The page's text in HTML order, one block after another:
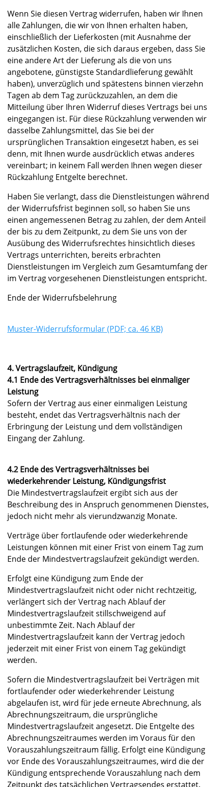
Wenn Sie diesen Vertrag widerrufen, haben wir Ihnen
alle Zahlungen, die wir von Ihnen erhalten haben,
einschließlich der Lieferkosten (mit Ausnahme der
zusätzlichen Kosten, die sich daraus ergeben, dass Sie
eine andere Art der Lieferung als die von uns
angebotene, günstigste Standardlieferung gewählt
haben), unverzüglich und spätestens binnen vierzehn
Tagen ab dem Tag zurückzuzahlen, an dem die
Mitteilung über Ihren Widerruf dieses Vertrags bei uns
eingegangen ist. Für diese Rückzahlung verwenden wir
dasselbe Zahlungsmittel, das Sie bei der
ursprünglichen Transaktion eingesetzt haben, es sei
denn, mit Ihnen wurde ausdrücklich etwas anderes
vereinbart; in keinem Fall werden Ihnen wegen dieser
Rückzahlung Entgelte berechnet.
Haben Sie verlangt, dass die Dienstleistungen während
der Widerrufsfrist beginnen soll, so haben Sie uns
einen angemessenen Betrag zu zahlen, der dem Anteil
der bis zu dem Zeitpunkt, zu dem Sie uns von der
Ausübung des Widerrufsrechtes hinsichtlich dieses
Vertrags unterrichten, bereits erbrachten
Dienstleistungen im Vergleich zum Gesamtumfang der
im Vertrag vorgesehenen Dienstleistungen entspricht.
Ende der Widerrufsbelehrung
Muster-Widerrufsformular (PDF; ca. 46 KB)
4. Vertragslaufzeit, Kündigung
4.1 Ende des Vertragsverhältnisses bei einmaliger
Leistung
Sofern der Vertrag aus einer einmaligen Leistung
besteht, endet das Vertragsverhältnis nach der
Erbringung der Leistung und dem vollständigen
Eingang der Zahlung.
4.2 Ende des Vertragsverhältnisses bei
wiederkehrender Leistung, Kündigungsfrist
Die Mindestvertragslaufzeit ergibt sich aus der
Beschreibung des in Anspruch genommenen Dienstes,
jedoch nicht mehr als vierundzwanzig Monate.
Verträge über fortlaufende oder wiederkehrende
Leistungen können mit einer Frist von einem Tag zum
Ende der Mindestvertragslaufzeit gekündigt werden.
Erfolgt eine Kündigung zum Ende der
Mindestvertragslaufzeit nicht oder nicht rechtzeitig,
verlängert sich der Vertrag nach Ablauf der
Mindestvertragslaufzeit stillschweigend auf
unbestimmte Zeit. Nach Ablauf der
Mindestvertragslaufzeit kann der Vertrag jedoch
jederzeit mit einer Frist von einem Tag gekündigt
werden.
Sofern die Mindestvertragslaufzeit bei Verträgen mit
fortlaufender oder wiederkehrender Leistung
abgelaufen ist, wird für jede erneute Abrechnung, als
Abrechnungszeitraum, die ursprüngliche
Mindestvertragslaufzeit angesetzt. Die Entgelte des
Abrechnungszeitraumes werden im Voraus für den
Vorauszahlungszeitraum fällig. Erfolgt eine Kündigung
vor Ende des Vorauszahlungszeitraumes, wird die der
Kündigung entsprechende Vorauszahlung nach dem
Zeitpunkt des tatsächlichen Vertragsendes erstattet.